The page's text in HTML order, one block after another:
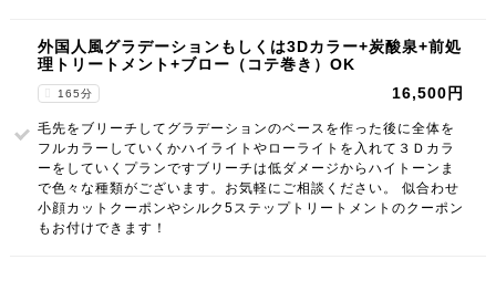
外国人風グラデーションもしくは3Dカラー+炭酸泉+前処
理トリートメント+ブロー（コテ巻き）OK
165分 16,500円
毛先をブリーチしてグラデーションのベースを作った後に全体を
フルカラーしていくかハイライトやローライトを入れて３Ｄカラ
ーをしていくプランですブリーチは低ダメージからハイトーンま
で色々な種類がございます。お気軽にご相談ください。 似合わせ
小顔カットクーポンやシルク5ステップトリートメントのクーポン
もお付けできます！